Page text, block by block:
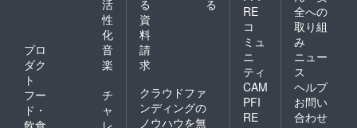
活
性
化
プロ
ダク
ト
音
楽
フー
ド・
飲食
チ
ャ
レ
る
る
資
料
請
求
クラウドファ
ンディングの
ノウハウを無
RE
コ
ミュ
ニ
ティ
CAM
PFI
RE
全への
取り組
み
ニュー
ス
ヘルプ
お問い
合わせ